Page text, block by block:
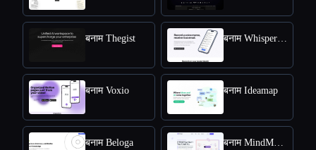
बनाम Thegist बनाम Whisper Memos
बनाम Voxio बनाम Ideamap
बनाम Beloga बनाम MindMap Ai